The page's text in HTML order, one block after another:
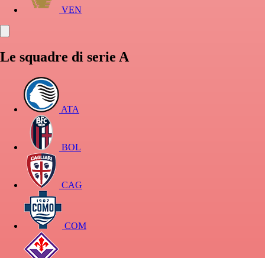
VEN
Le squadre di serie A
ATA
BOL
CAG
COM